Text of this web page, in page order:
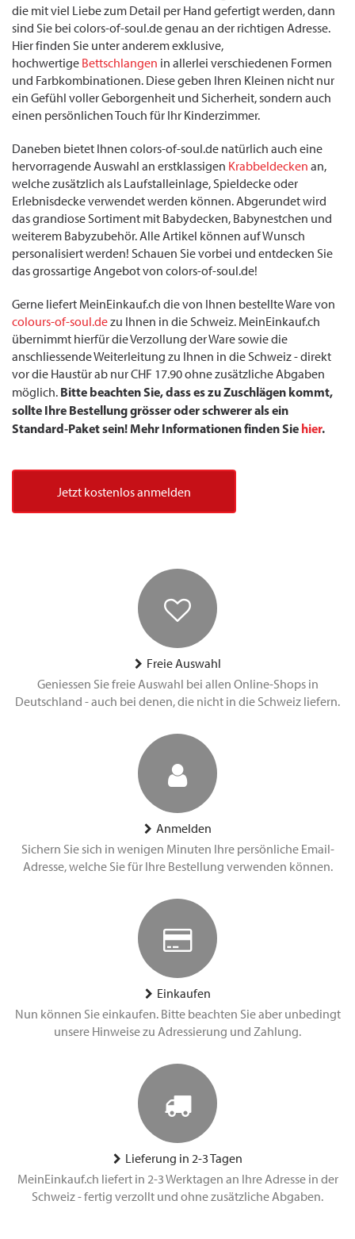
die mit viel Liebe zum Detail per Hand gefertigt werden, dann
sind Sie bei colors-of-soul.de genau an der richtigen Adresse.
Hier finden Sie unter anderem exklusive,
hochwertige Bettschlangen in allerlei verschiedenen Formen
und Farbkombinationen. Diese geben Ihren Kleinen nicht nur
ein Gefühl voller Geborgenheit und Sicherheit, sondern auch
einen persönlichen Touch für Ihr Kinderzimmer.
Daneben bietet Ihnen colors-of-soul.de natürlich auch eine
hervorragende Auswahl an erstklassigen Krabbeldecken an,
welche zusätzlich als Laufstalleinlage, Spieldecke oder
Erlebnisdecke verwendet werden können. Abgerundet wird
das grandiose Sortiment mit Babydecken, Babynestchen und
weiterem Babyzubehör. Alle Artikel können auf Wunsch
personalisiert werden! Schauen Sie vorbei und entdecken Sie
das grossartige Angebot von colors-of-soul.de!
Gerne liefert MeinEinkauf.ch die von Ihnen bestellte Ware von
colours-of-soul.dezu Ihnen in die Schweiz. MeinEinkauf.ch
übernimmt hierfür die Verzollung der Ware sowie die
anschliessende Weiterleitung zu Ihnen in die Schweiz - direkt
vor die Haustür ab nur CHF 17.90 ohne zusätzliche Abgaben
möglich. Bitte beachten Sie, dass es zu Zuschlägen kommt,
sollte Ihre Bestellung grösser oder schwerer als ein
Standard-Paket sein! Mehr Informationen finden Sie hier.
Jetzt kostenlos anmelden
Freie Auswahl
Geniessen Sie freie Auswahl bei allen Online-Shops in
Deutschland - auch bei denen, die nicht in die Schweiz liefern.
Anmelden
Sichern Sie sich in wenigen Minuten Ihre persönliche Email-
Adresse, welche Sie für Ihre Bestellung verwenden können.
Einkaufen
Nun können Sie einkaufen. Bitte beachten Sie aber unbedingt
unsere Hinweise zu Adressierung und Zahlung.
Lieferung in 2-3 Tagen
MeinEinkauf.ch liefert in 2-3 Werktagen an Ihre Adresse in der
Schweiz - fertig verzollt und ohne zusätzliche Abgaben.